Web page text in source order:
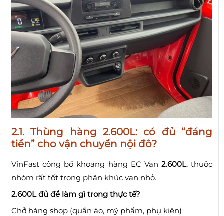
2.1. Thùng hàng 2.600L: có đủ “đáng
tiền” cho vận chuyển nội đô?
VinFast công bố khoang hàng EC Van 2.600L, thuộc
nhóm rất tốt trong phân khúc van nhỏ.
2.600L đủ để làm gì trong thực tế?
Chở hàng shop (quần áo, mỹ phẩm, phụ kiện)